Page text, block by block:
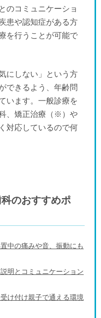
のコミュニケーショ
患や認知症がある方
を行うことが可能で
にしない」という方
できるよう、年齢問
います。一般診療を
、矯正治療（※）や
対応しているので何
のおすすめポ
中の痛みや音、振動にも
明とコミュニケーション
け付け親子で通える環境